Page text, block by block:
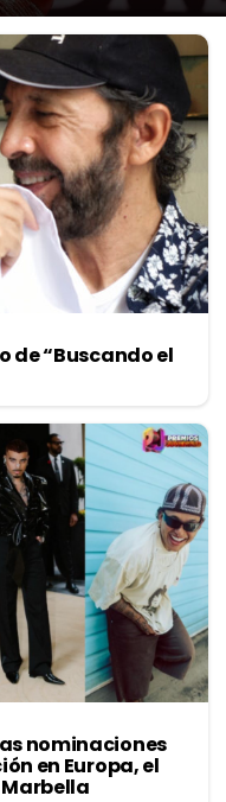
de “Buscando el
nominaciones
en Europa, el